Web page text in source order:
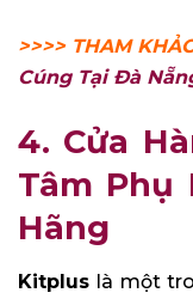
>>>> THAM
Cúng Tại Đà
4. Cửa
Tâm Phụ
Hãng
Kitplus là một